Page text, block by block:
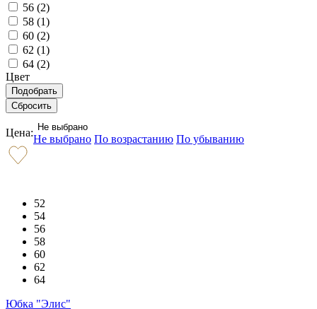
56 (2)
58 (1)
60 (2)
62 (1)
64 (2)
Цвет
Цена: Не выбрано
Не выбрано По возрастанию По убыванию
52
54
56
58
60
62
64
Юбка "Элис"